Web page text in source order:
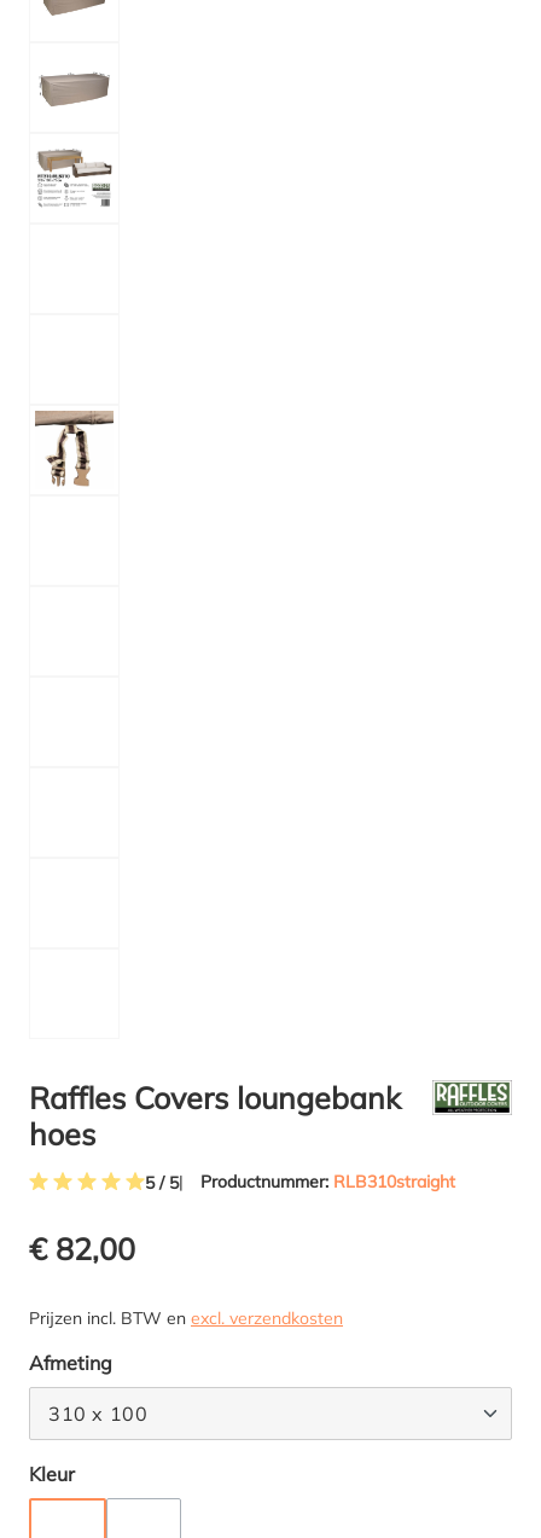
Raffles Covers loungebank
hoes
5 / 5 Productnummer: RLB310straight
€ 82,00
Prijzen incl. BTW en excl. verzendkosten
Selecteer
Afmeting
310 x 100
Selecteer
Kleur